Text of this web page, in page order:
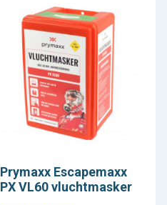
Prymaxx Escapemaxx
PX VL60 vluchtmasker